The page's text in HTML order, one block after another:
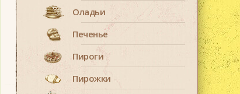
Оладьи
Печенье
Пироги
Пирожки